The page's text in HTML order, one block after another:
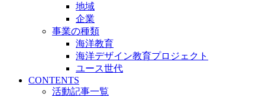
地域
企業
事業の種類
海洋教育
海洋デザイン教育プロジェクト
ユース世代
CONTENTS
活動記事一覧